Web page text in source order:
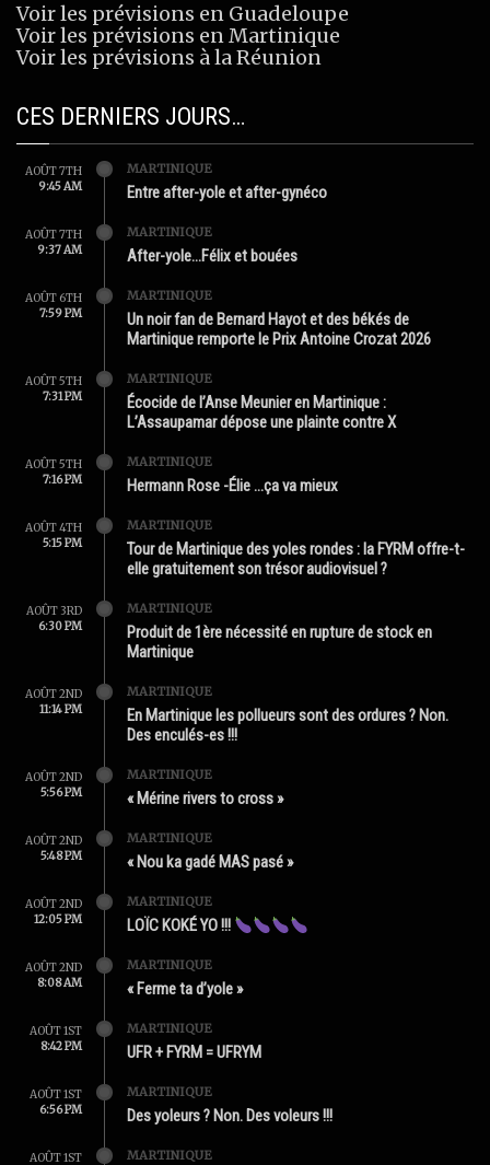
Voir les prévisions en Guadeloupe
Voir les prévisions en Martinique
Voir les prévisions à la Réunion
CES DERNIERS JOURS…
AOÛT 7TH
9:45 AM
MARTINIQUE
Entre after-yole et after-gynéco
AOÛT 7TH
9:37 AM
MARTINIQUE
After-yole…Félix et bouées
AOÛT 6TH
7:59 PM
MARTINIQUE
Un noir fan de Bernard Hayot et des békés de
Martinique remporte le Prix Antoine Crozat 2026
AOÛT 5TH
7:31 PM
MARTINIQUE
Écocide de l’Anse Meunier en Martinique :
L’Assaupamar dépose une plainte contre X
AOÛT 5TH
7:16 PM
MARTINIQUE
Hermann Rose -Élie …ça va mieux
AOÛT 4TH
5:15 PM
MARTINIQUE
Tour de Martinique des yoles rondes : la FYRM offre-t-
elle gratuitement son trésor audiovisuel ?
AOÛT 3RD
6:30 PM
MARTINIQUE
Produit de 1ère nécessité en rupture de stock en
Martinique
AOÛT 2ND
11:14 PM
MARTINIQUE
En Martinique les pollueurs sont des ordures ? Non.
Des enculés-es !!!
AOÛT 2ND
5:56 PM
MARTINIQUE
« Mérine rivers to cross »
AOÛT 2ND
5:48 PM
MARTINIQUE
« Nou ka gadé MAS pasé »
AOÛT 2ND
12:05 PM
MARTINIQUE
LOÏC KOKÉ YO !!!
AOÛT 2ND
8:08 AM
MARTINIQUE
« Ferme ta d’yole »
AOÛT 1ST
8:42 PM
MARTINIQUE
UFR + FYRM = UFRYM
AOÛT 1ST
6:56 PM
MARTINIQUE
Des yoleurs ? Non. Des voleurs !!!
AOÛT 1ST MARTINIQUE